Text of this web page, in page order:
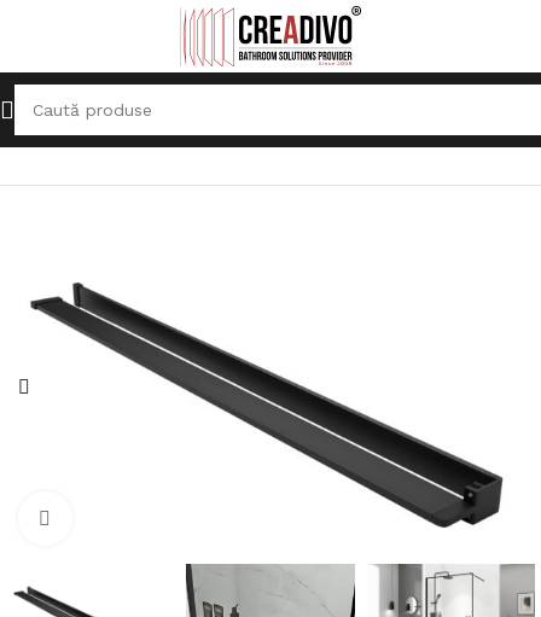
Prima pagină Accesorii Rafturi pentru baie​